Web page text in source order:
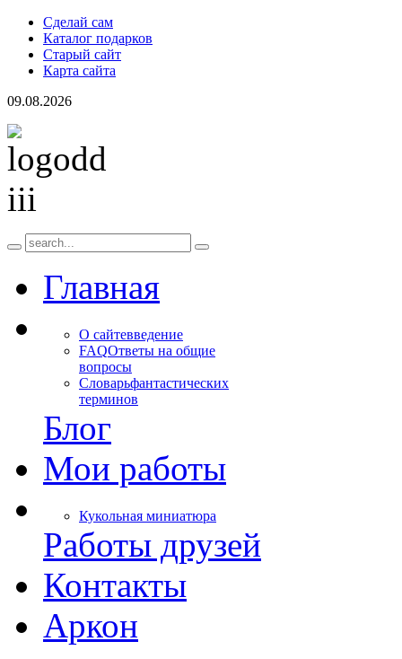
Сделай сам
Каталог подарков
Старый сайт
Карта сайта
09.08.2026
Главная
О сайтевведение
FAQОтветы на общие
вопросы
Словарьфантастических
терминов
Блог
Мои работы
Кукольная миниатюра
Работы друзей
Контакты
Аркон